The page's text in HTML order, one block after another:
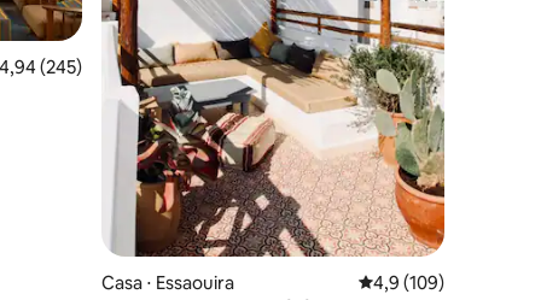
de uma avaliação média de 5, 245 avaliações
4,94 (245)
Casa ⋅ Essaouira 4,9 de uma avaliação
4,9 (109)